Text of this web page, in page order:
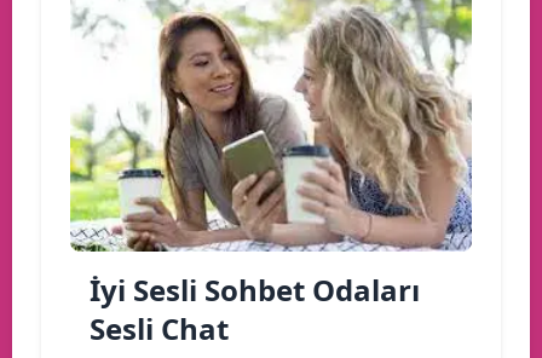
İyi Sesli Sohbet Odaları
Sesli Chat